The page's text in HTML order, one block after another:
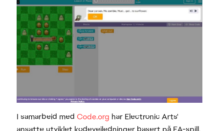
I samarbeid med Code.org har Electronic Arts'